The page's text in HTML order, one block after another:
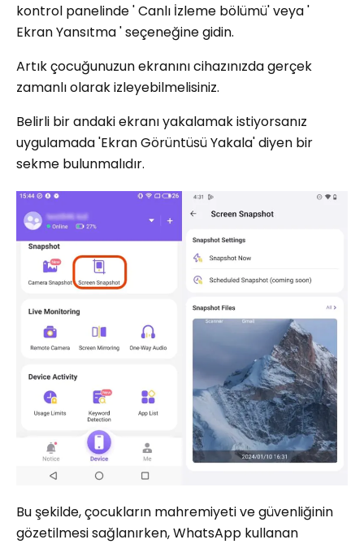
kontrol panelinde ' Canlı İzleme bölümü' veya '
Ekran Yansıtma ' seçeneğine gidin.
Artık çocuğunuzun ekranını cihazınızda gerçek
zamanlı olarak izleyebilmelisiniz.
Belirli bir andaki ekranı yakalamak istiyorsanız
uygulamada 'Ekran Görüntüsü Yakala' diyen bir
sekme bulunmalıdır.
Bu şekilde, çocukların mahremiyeti ve güvenliğinin
gözetilmesi sağlanırken, WhatsApp kullanan